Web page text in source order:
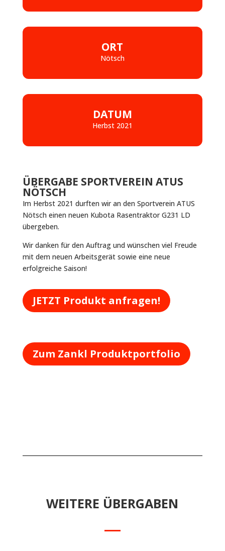
ORT
Nötsch
DATUM
Herbst 2021
ÜBERGABE SPORTVEREIN ATUS
NÖTSCH
Im Herbst 2021 durften wir an den Sportverein ATUS
Nötsch einen neuen Kubota Rasentraktor G231 LD
übergeben.
Wir danken für den Auftrag und wünschen viel Freude
mit dem neuen Arbeitsgerät sowie eine neue
erfolgreiche Saison!
JETZT Produkt anfragen!
Zum Zankl Produktportfolio
WEITERE ÜBERGABEN